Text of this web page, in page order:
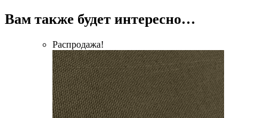
Вам также будет интересно…
Распродажа!